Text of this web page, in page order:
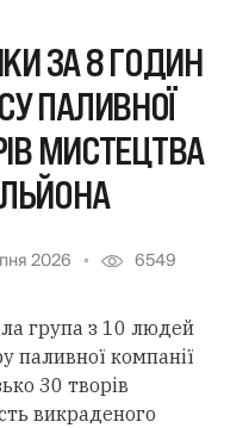
ЗА 8 ГОДИН
ПАЛИВНОЇ
МИСТЕЦТВА
2026 6549
група з 10 людей
паливної компанії
30 творів
викраденого